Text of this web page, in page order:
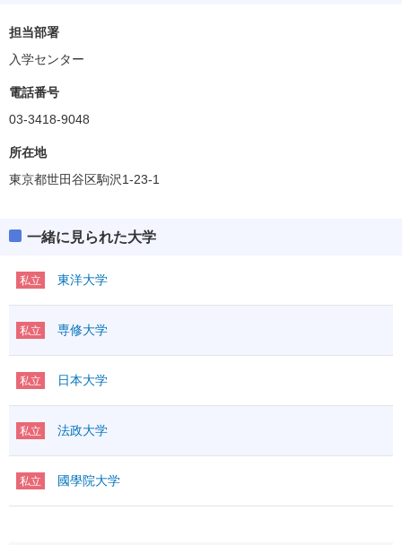
担当部署
入学センター
電話番号
03-3418-9048
所在地
東京都世田谷区駒沢1-23-1
一緒に見られた大学
私立 東洋大学
私立 専修大学
私立 日本大学
私立 法政大学
私立 國學院大学